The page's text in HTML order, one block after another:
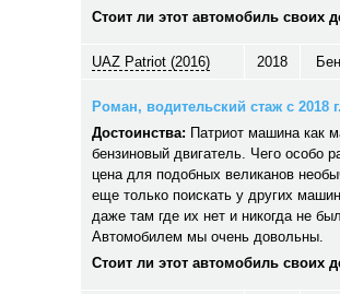
Стоит ли этот автомобиль своих
UAZ Patriot (2016) 2018
Роман, водительский стаж с 2018 г.
Достоинства: Патриот машина как
бензиновый двигатель. Чего особо
цена для подобных великанов
еще только поискать у других
даже там где их нет и никогда не
Автомобилем мы очень довольны.
Стоит ли этот автомобиль своих